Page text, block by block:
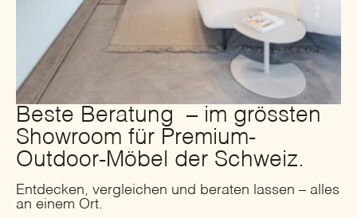
Beste Beratung – im grössten
Showroom für Premium-
Outdoor-Möbel der Schweiz.
Entdecken, vergleichen und beraten lassen – alles
an einem Ort.